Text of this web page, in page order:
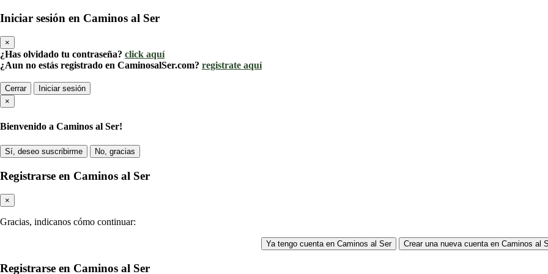
Iniciar sesión en Caminos al Ser
×
¿Has olvidado tu contraseña? click aquí
¿Aun no estás registrado en CaminosalSer.com? registrate aquí
Cerrar
Iniciar sesión
×
Bienvenido a Caminos al Ser!
Sí, deseo suscribirme No, gracias
Registrarse en Caminos al Ser
×
Gracias, indicanos cómo continuar:
Ya tengo cuenta en Caminos al Ser Crear una nueva cuenta en Caminos al
Registrarse en Caminos al Ser